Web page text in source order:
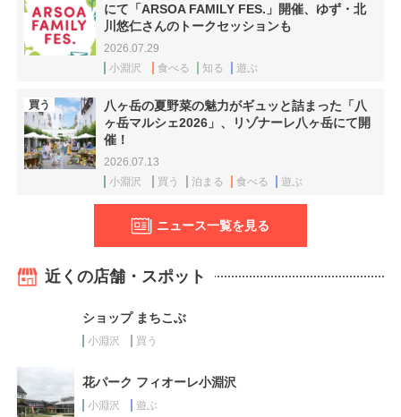
にて「ARSOA FAMILY FES.」開催、ゆず・北
川悠仁さんのトークセッションも
2026.07.29
小淵沢
食べる 知る 遊ぶ
買う
八ヶ岳の夏野菜の魅力がギュッと詰まった「八
ヶ岳マルシェ2026」、リゾナーレ八ヶ岳にて開
催！
2026.07.13
小淵沢
買う 泊まる 食べる 遊ぶ
ニュース一覧を見る
近くの店舗・スポット
ショップ まちこぶ
小淵沢 買う
花パーク フィオーレ小淵沢
小淵沢 遊ぶ